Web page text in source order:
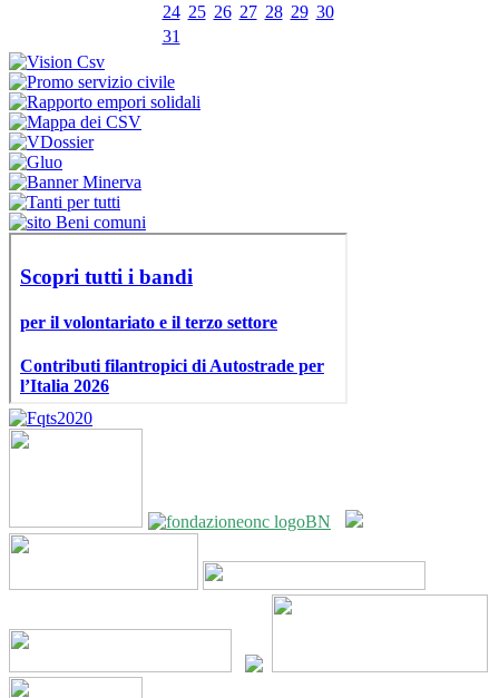
24 25 26 27 28 29 30
31